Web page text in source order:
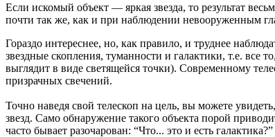
Если искомый объект — яркая звезда, то результат
почти так же, как и при наблюдении невооруженным
Гораздо интереснее, но, как правило, и труднее
звездные скопления, туманности и галактики, т.е. все
выглядит в виде светящейся точки). Современному
призрачных свечений.
Точно наведя свой телескоп на цель, вы можете
звезд. Само обнаружение такого объекта порой
часто бывает разочарован: “Что... это и есть галактика?”